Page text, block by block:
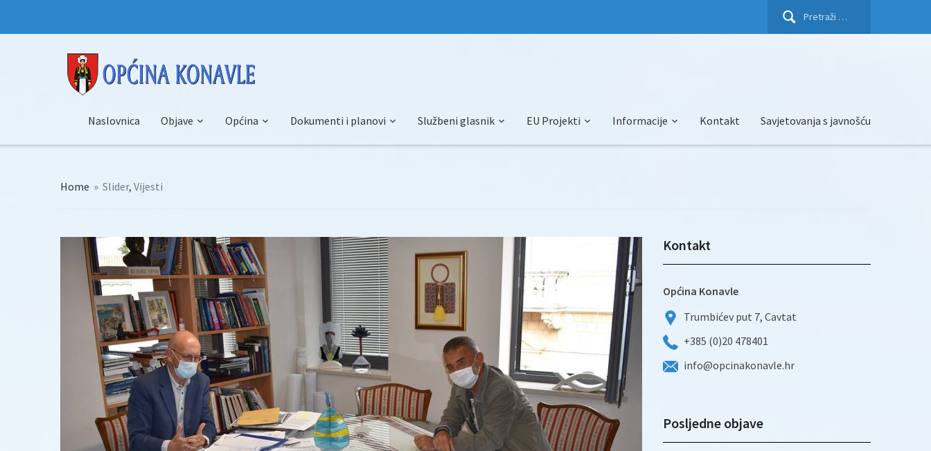
Pretraži:
Naslovnica Objave Općina Dokumenti i planovi Službeni glasnik EU Projekti Informacije Kontakt Savjetovanja s javnošću
Home » Slider, Vijesti
Kontakt
Općina Konavle
Trumbićev put 7, Cavtat
+385 (0)20 478401
info@opcinakonavle.hr
Posljedne objave